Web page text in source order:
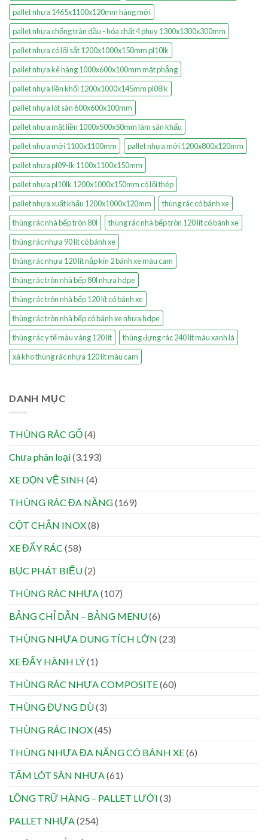
pallet nhựa 1465x1100x120mm hàng mới
pallet nhựa chống tràn dầu - hóa chất 4 phuy 1300x1300x300mm
pallet nhựa có lõi sắt 1200x1000x150mm pl10lk
pallet nhựa kê hàng 1000x600x100mm mặt phẳng
pallet nhựa liền khối 1200x1000x145mm pl08lk
pallet nhựa lót sàn 600x600x100mm
pallet nhựa mặt liền 1000x500x50mm làm sân khấu
pallet nhựa mới 1100x1100mm
pallet nhựa mới 1200x800x120mm
pallet nhựa pl09-lk 1100x1100x150mm
pallet nhựa pl10lk 1200x1000x150mm có lõi thép
pallet nhựa xuất khẩu 1200x1000x120mm
thùng rác có bánh xe
thùng rác nhà bếp tròn 80l
thùng rác nhà bếp tròn 120 lít có bánh xe
thùng rác nhựa 90 lít có bánh xe
thùng rác nhựa 120 lít nắp kín 2 bánh xe màu cam
thùng rác tròn nhà bếp 80l nhựa hdpe
thùng rác tròn nhà bếp 120 lít có bánh xe
thùng rác tròn nhà bếp có bánh xe nhựa hdpe
thùng rác y tế màu vàng 120 lít
thùng đựng rác 240 lít màu xanh lá
xả kho thùng rác nhựa 120 lít màu cam
DANH MỤC
THÙNG RÁC GỖ(4)
Chưa phân loại(3.193)
XE DỌN VỆ SINH (4)
THÙNG RÁC ĐA NĂNG(169)
CỘT CHẮN INOX(8)
XE ĐẨY RÁC (58)
BỤC PHÁT BIỂU(2)
THÙNG RÁC NHỰA(107)
BẢNG CHỈ DẪN – BẢNG MENU(6)
THÙNG NHỰA DUNG TÍCH LỚN (23)
XE ĐẨY HÀNH LÝ(1)
THÙNG RÁC NHỰA COMPOSITE(60)
THÙNG ĐỰNG DÙ(3)
THÙNG RÁC INOX(45)
THÙNG NHỰA ĐA NĂNG CÓ BÁNH XE(6)
TẤM LÓT SÀN NHỰA(61)
LỒNG TRỮ HÀNG – PALLET LƯỚI (3)
PALLET NHỰA(254)